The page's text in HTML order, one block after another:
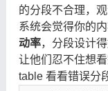
的分段不合理，
系统会觉得你的
动率，分段设计
让他们忍不住想看
table 看看错误分